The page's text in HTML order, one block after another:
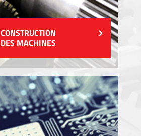
CONSTRUCTION
DES MACHINES